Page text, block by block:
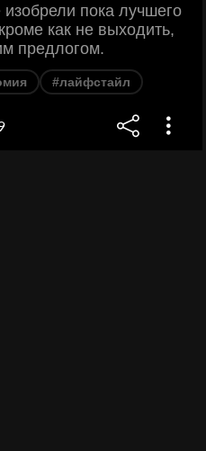
пока лучшего
как не выходить,
предлогом.
#лайфстайл